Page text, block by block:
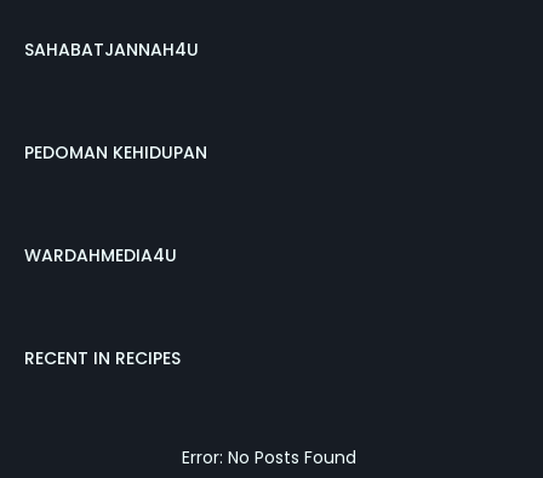
SAHABATJANNAH4U
PEDOMAN KEHIDUPAN
WARDAHMEDIA4U
RECENT IN RECIPES
Error: No Posts Found